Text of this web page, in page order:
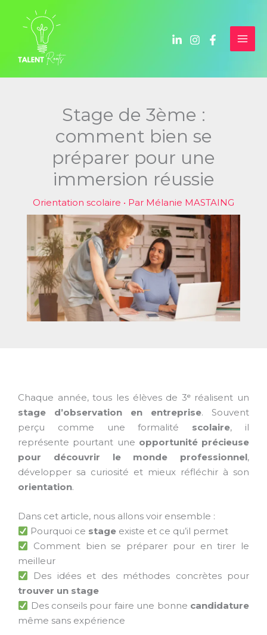
contenu
Stage de 3ème :
comment bien se
préparer pour une
immersion réussie
Orientation scolaire • Par Mélanie MASTAING
Chaque année, tous les élèves de 3ᵉ réalisent un
stage d’observation en entreprise. Souvent
perçu comme une formalité scolaire, il
représente pourtant une opportunité précieuse
pour découvrir le monde professionnel,
développer sa curiosité et mieux réfléchir à son
orientation.
Dans cet article, nous allons voir ensemble :
Pourquoi ce stage existe et ce qu’il permet
Comment bien se préparer pour en tirer le
meilleur
Des idées et des méthodes concrètes pour
trouver un stage
Des conseils pour faire une bonne candidature
même sans expérience